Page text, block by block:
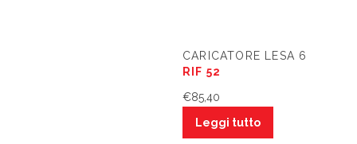
CARICATORE LESA 6
RIF 52
€85,40
Leggi tutto